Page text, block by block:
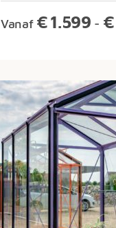
Vanaf €1.599 - €